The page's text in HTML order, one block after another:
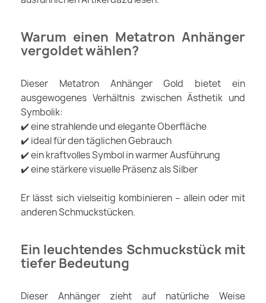
Warum einen Metatron Anhänger
vergoldet wählen?
Dieser Metatron Anhänger Gold bietet ein
ausgewogenes Verhältnis zwischen Ästhetik und
Symbolik:
✔️ eine strahlende und elegante Oberfläche
✔️ ideal für den täglichen Gebrauch
✔️ ein kraftvolles Symbol in warmer Ausführung
✔️ eine stärkere visuelle Präsenz als Silber
Er lässt sich vielseitig kombinieren – allein oder mit
anderen Schmuckstücken.
Ein leuchtendes Schmuckstück mit
tiefer Bedeutung
Dieser Anhänger zieht auf natürliche Weise